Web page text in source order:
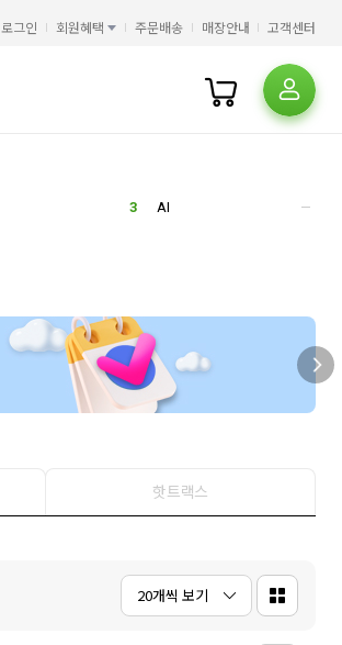
로그인 회원혜택 주문배송 매장안내 고객센터
슈가노블
1
1
3
AI
8
1
9
일리아스
1
10
오뒷세이아
2
오디세이아
HMAT
6
슈가노블
일리아스
10
오뒷세이아
핫트랙스
20개씩 보기